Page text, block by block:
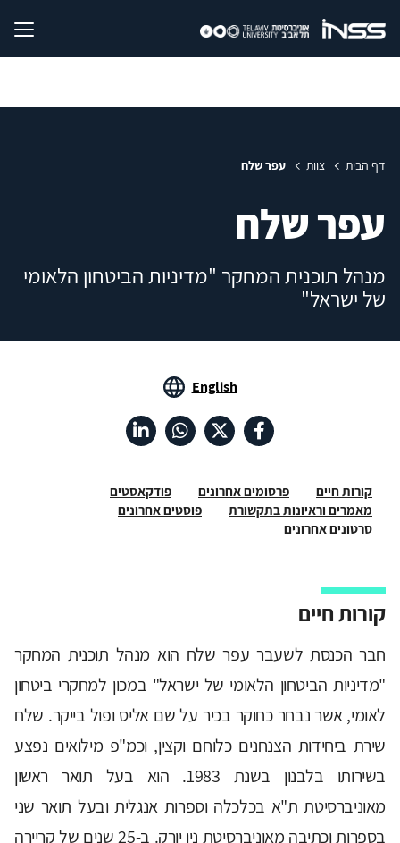
דף הבית צוות עפר שלח
עפר שלח
מנהל תוכנית המחקר "מדיניות הביטחון הלאומי
של ישראל"
English
קורות חיים פרסומים אחרונים
פודקאסטים
מאמרים וראיונות בתקשורת
פוסטים אחרונים
סרטונים אחרונים
קורות חיים
חבר הכנסת לשעבר עפר שלח הוא מנהל תוכנית המחקר
"מדיניות הביטחון הלאומי של ישראל" במכון למחקרי ביטחון
לאומי, אשר נבחר כחוקר בכיר על שם אליס ופול בייקר. שלח
שירת ביחידות הצנחנים כלוחם וקצין, וכמ"פ מילואים נפצע
בשירותו בלבנון בשנת 1983. הוא בעל תואר ראשון
מאוניברסיטת ת"א בכלכלה וספרות אנגלית ובעל תואר שני
בספרות וכתיבה מאוניברסיטת ניו יורק. ב-25 שנים של קריירה